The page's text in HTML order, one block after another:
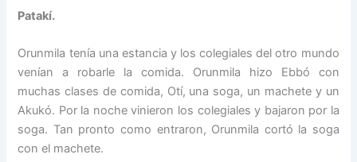
Patakí.
Orunmila tenía una estancia y los colegiales del otro mundo
venían a robarle la comida. Orunmila hizo Ebbó con
muchas clases de comida, Otí, una soga, un machete y un
Akukó. Por la noche vinieron los colegiales y bajaron por la
soga. Tan pronto como entraron, Orunmila cortó la soga
con el machete.